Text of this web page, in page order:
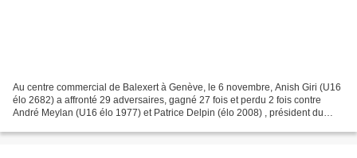
Au centre commercial de Balexert à Genève, le 6 novembre, Anish Giri (U16
élo 2682) a affronté 29 adversaires, gagné 27 fois et perdu 2 fois contre
André Meylan (U16 élo 1977) et Patrice Delpin (élo 2008) , président du